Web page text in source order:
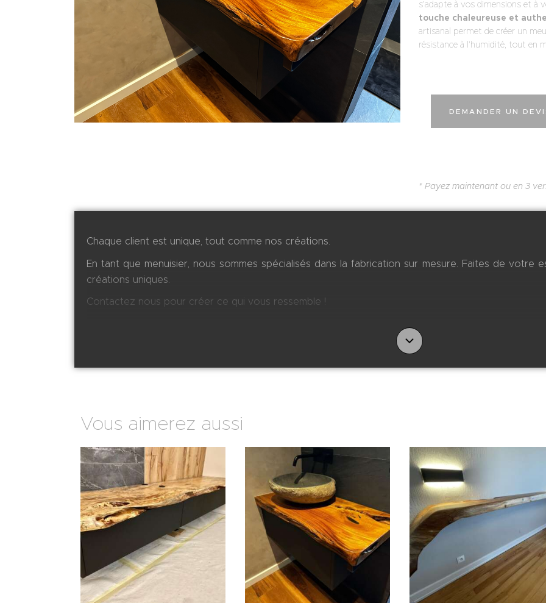
NOS
RÉALISATIONS
s’adapte à vos dimensions et
touche chaleureuse et
artisanal permet de créer un
résistance à l’humidité, tout en
DEMANDER UN
* Payez maintenant ou en 3
Chaque client est unique, tout comme nos créations.
En tant que menuisier, nous sommes spécialisés dans la fabrication sur mesure. Faites de
créations uniques.
Contactez nous pour créer ce qui vous ressemble !
Vous aimerez aussi